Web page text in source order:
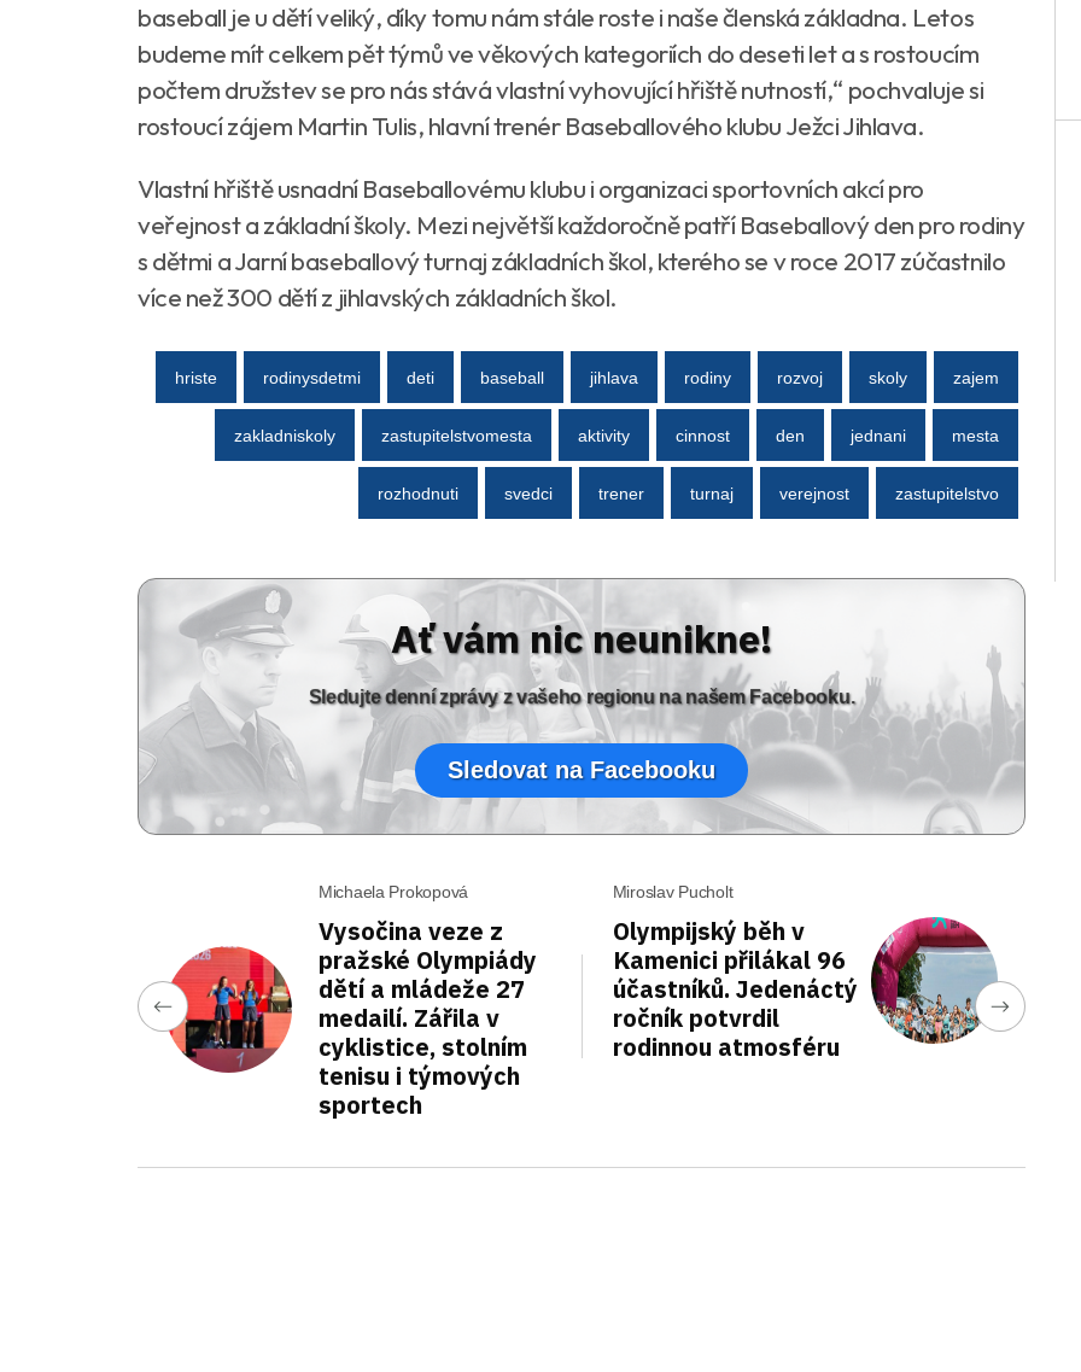
baseball je u dětí veliký, díky tomu nám stále roste i naše členská základna. Letos
budeme mít celkem pět týmů ve věkových kategoriích do deseti let a s rostoucím
počtem družstev se pro nás stává vlastní vyhovující hřiště nutností,“ pochvaluje si
rostoucí zájem Martin Tulis, hlavní trenér Baseballového klubu Ježci Jihlava.
Vlastní hřiště usnadní Baseballovému klubu i organizaci sportovních akcí pro
veřejnost a základní školy. Mezi největší každoročně patří Baseballový den pro rodiny
s dětmi a Jarní baseballový turnaj základních škol, kterého se v roce 2017 zúčastnilo
více než 300 dětí z jihlavských základních škol.
hriste rodinysdetmi deti baseball jihlava rodiny rozvoj skoly zajem
zakladniskoly zastupitelstvomesta aktivity cinnost den jednani mesta
rozhodnuti svedci trener turnaj verejnost zastupitelstvo
Ať vám nic neunikne!
Sledujte denní zprávy z vašeho regionu na našem Facebooku.
Sledovat na Facebooku
Michaela Prokopová
Vysočina veze z
pražské Olympiády
dětí a mládeže 27
medailí. Zářila v
cyklistice, stolním
tenisu i týmových
sportech
Miroslav Pucholt
Olympijský běh v
Kamenici přilákal 96
účastníků. Jedenáctý
ročník potvrdil
rodinnou atmosféru